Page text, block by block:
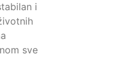
i
sve